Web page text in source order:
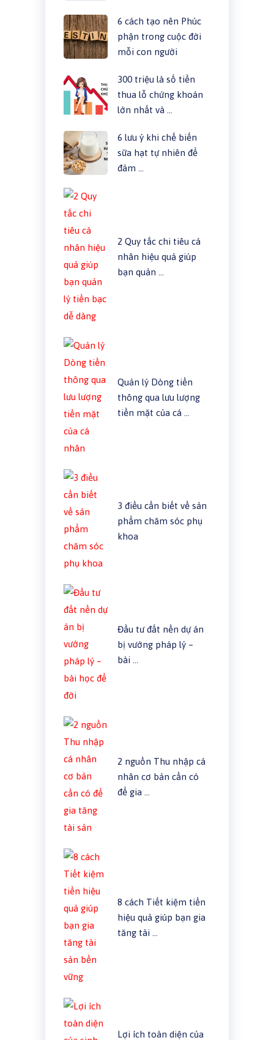
6 cách tạo nên Phúc
phận trong cuộc đời
mỗi con người
300 triệu là số tiền
thua lỗ chứng khoán
lớn nhất và …
6 lưu ý khi chế biến
sữa hạt tự nhiên để
đảm …
2 Quy tắc chi tiêu cá
nhân hiệu quả giúp
bạn quản …
Quản lý Dòng tiền
thông qua lưu lượng
tiền mặt của cá …
3 điều cần biết về sản
phẩm chăm sóc phụ
khoa
Đầu tư đất nền dự án
bị vướng pháp lý –
bài …
2 nguồn Thu nhập cá
nhân cơ bản cần có
để gia …
8 cách Tiết kiệm tiền
hiệu quả giúp bạn gia
tăng tài …
Lợi ích toàn diện của